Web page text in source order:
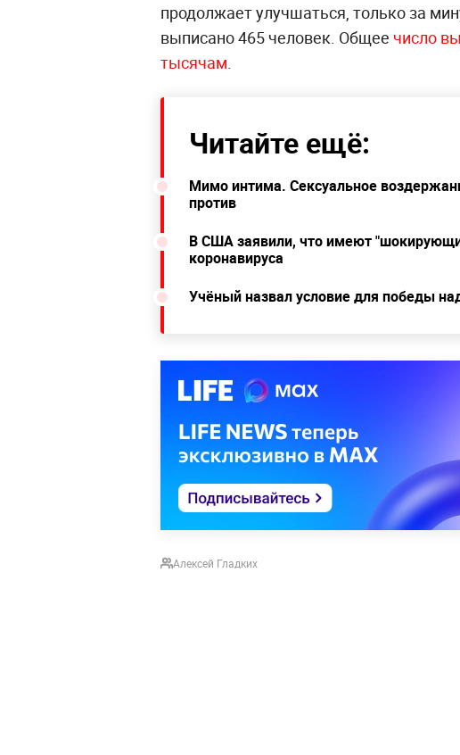
продолжает улучшаться, только за
выписано 465 человек. Общее число
тысячам.
Читайте ещё:
Мимо интима. Сексуальное
против
В США заявили, что имеют
коронавируса
Учёный назвал условие для победы
Алексей Гладких